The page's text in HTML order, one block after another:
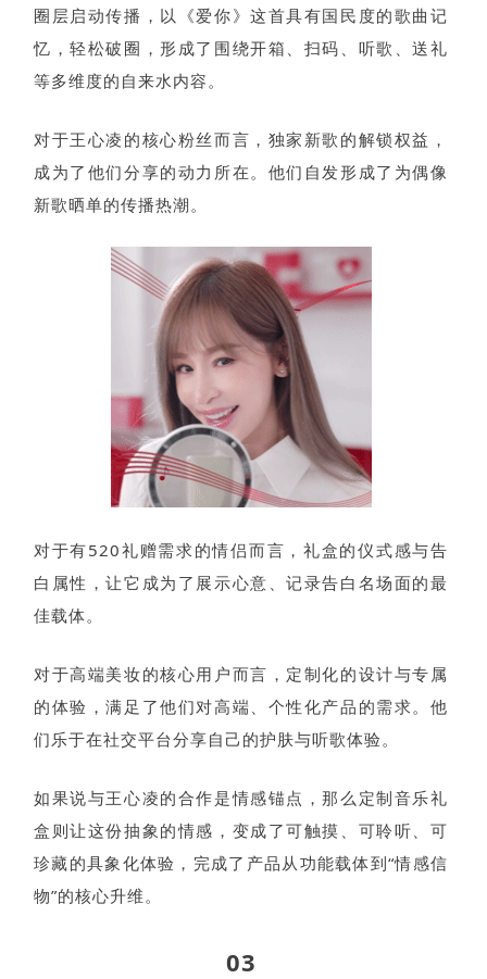
圈层启动传播，以《爱你》这首具有国民度的歌曲记
忆，轻松破圈，形成了围绕开箱、扫码、听歌、送礼
等多维度的自来水内容。
对于王心凌的核心粉丝而言，独家新歌的解锁权益，
成为了他们分享的动力所在。他们自发形成了为偶像
新歌晒单的传播热潮。
对于有520礼赠需求的情侣而言，礼盒的仪式感与告
白属性，让它成为了展示心意、记录告白名场面的最
佳载体。
对于高端美妆的核心用户而言，定制化的设计与专属
的体验，满足了他们对高端、个性化产品的需求。他
们乐于在社交平台分享自己的护肤与听歌体验。
如果说与王心凌的合作是情感锚点，那么定制音乐礼
盒则让这份抽象的情感，变成了可触摸、可聆听、可
珍藏的具象化体验，完成了产品从功能载体到“情感信
物”的核心升维。
03